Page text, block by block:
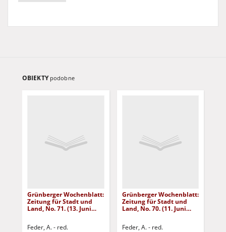
OBIEKTY podobne
Grünberger Wochenblatt:
Zeitung für Stadt und
Land, No. 71. (13. Juni
Feder, A. - red.
Grünberger Wochenblatt:
Zeitung für Stadt und
Land, No. 70. (11. Juni
Feder, A. - red.